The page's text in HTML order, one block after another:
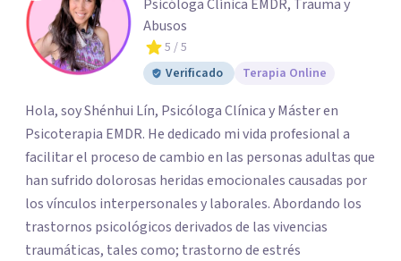
Psicóloga Clínica EMDR, Trauma y
Abusos
5 / 5
Verificado
Terapia Online
Hola, soy Shénhui Lín, Psicóloga Clínica y Máster en
Psicoterapia EMDR. He dedicado mi vida profesional a
facilitar el proceso de cambio en las personas adultas que
han sufrido dolorosas heridas emocionales causadas por
los vínculos interpersonales y laborales. Abordando los
trastornos psicológicos derivados de las vivencias
traumáticas, tales como; trastorno de estrés